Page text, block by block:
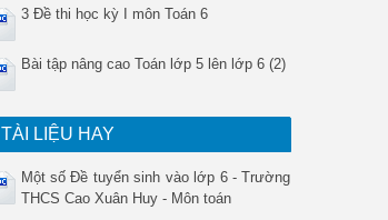
3 Đề thi học kỳ I môn Toán 6
Bài tập nâng cao Toán lớp 5 lên lớp 6 (2)
TÀI LIỆU HAY
Một số Đề tuyển sinh vào lớp 6 - Trường
THCS Cao Xuân Huy - Môn toán